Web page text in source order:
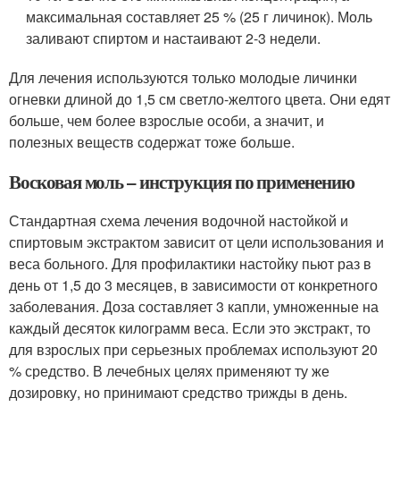
максимальная составляет 25 % (25 г личинок). Моль
заливают спиртом и настаивают 2-3 недели.
Для лечения используются только молодые личинки
огневки длиной до 1,5 см светло-желтого цвета. Они едят
больше, чем более взрослые особи, а значит, и
полезных веществ содержат тоже больше.
Восковая моль – инструкция по применению
Стандартная схема лечения водочной настойкой и
спиртовым экстрактом зависит от цели использования и
веса больного. Для профилактики настойку пьют раз в
день от 1,5 до 3 месяцев, в зависимости от конкретного
заболевания. Доза составляет 3 капли, умноженные на
каждый десяток килограмм веса. Если это экстракт, то
для взрослых при серьезных проблемах используют 20
% средство. В лечебных целях применяют ту же
дозировку, но принимают средство трижды в день.